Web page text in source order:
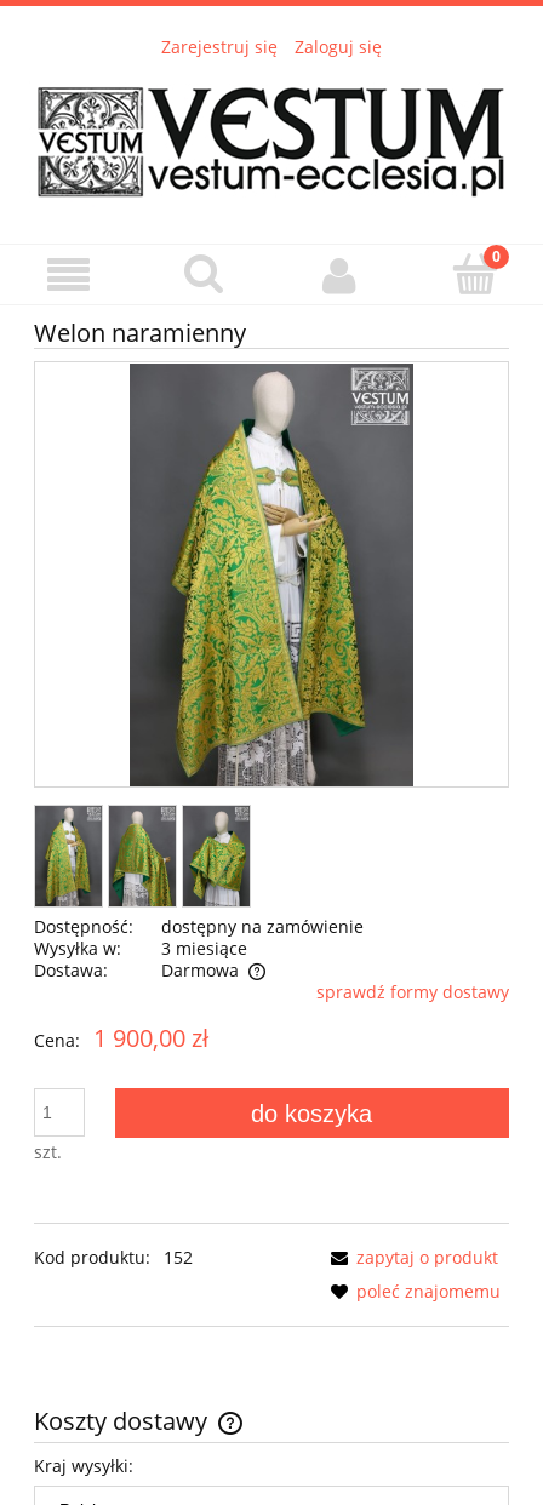
Zarejestruj się Zaloguj się
Welon naramienny
Dostępność:
dostępny na zamówienie
Wysyłka w:
3 miesiące
Dostawa:
Darmowa
Cena nie zawiera ewentualnych kosztów płatności
sprawdź formy dostawy
Cena: 1 900,00 zł
szt.
do koszyka
Kod produktu: 152
zapytaj o produkt
poleć znajomemu
Koszty dostawy
Cena nie zawiera ewentualnych kosztów płatności
Kraj wysyłki: